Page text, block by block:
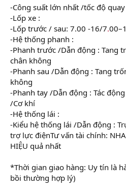
-Công suất lớn nhất /tốc độ
-Lốp xe :
-Lốp trước / sau: 7.00 -16/7.
-Hệ thống phanh :
-Phanh trước /Dẫn động : Tang
chân không
-Phanh sau /Dẫn động : Tang
không
-Phanh tay /Dẫn động : Tác
/Cơ khí
-Hệ thống lái :
-Kiểu hệ thống lái /Dẫn động :
trợ lực điệnTư vấn tài chính:
HIỆU quả nhất
*Thời gian giao hàng: Uy tín là
bồi thường hợp lý)